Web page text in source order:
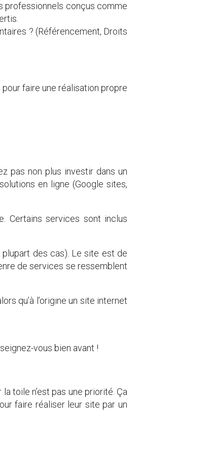
professionnels conçus comme
? (Référencement, Droits
faire une réalisation propre
pas non plus investir dans un
en ligne (Google sites,
Certains services sont inclus
des cas). Le site est de
de services se ressemblent
qu’à l’origine un site internet
vous bien avant !
toile n’est pas une priorité. Ça
faire réaliser leur site par un